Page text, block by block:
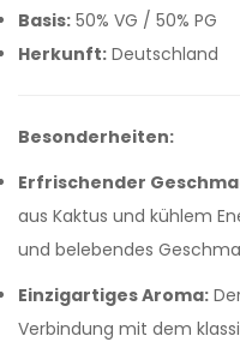
Basis: 50% VG / 50% PG
Herkunft: Deutschland
Besonderheiten:
Erfrischender
aus Kaktus und kühlem
und belebendes
Einzigartiges Aroma:
Verbindung mit dem